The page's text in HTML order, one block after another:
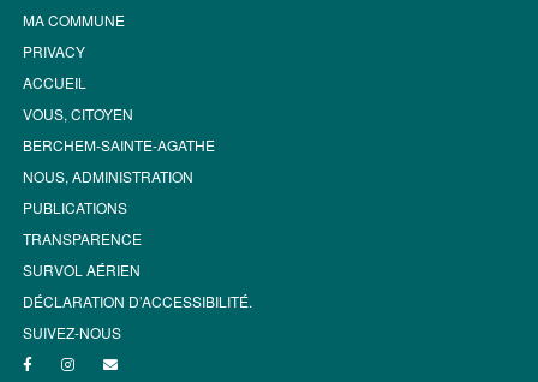
MA COMMUNE
PRIVACY
ACCUEIL
VOUS, CITOYEN
BERCHEM-SAINTE-AGATHE
NOUS, ADMINISTRATION
PUBLICATIONS
TRANSPARENCE
SURVOL AÉRIEN
DÉCLARATION D’ACCESSIBILITÉ.
SUIVEZ-NOUS